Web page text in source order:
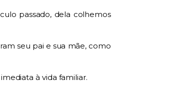
passado, dela colhemos
seu pai e sua mãe, como
à vida familiar.